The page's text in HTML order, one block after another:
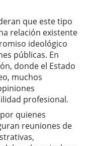
que este tipo
relación existente
ideológico
públicas. En
donde el Estado
muchos
profesional.
quienes
reuniones de